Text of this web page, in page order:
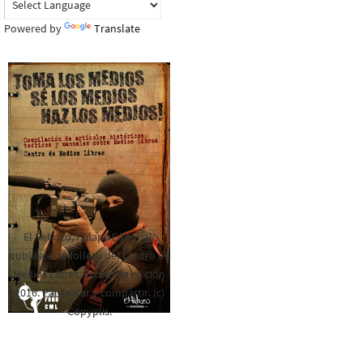
Powered by Translate
El Rebozo, Palapa Editorial,
publica este folleto del Centro de
Medios Libres. Esta es la edición
2016. Para rolar y compartir. (c)
Copyplis.